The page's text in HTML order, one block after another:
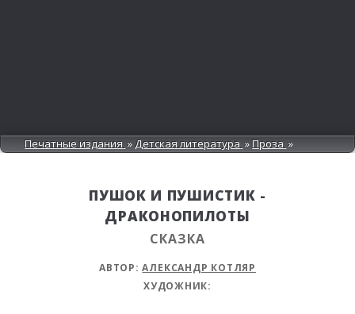
Печатные издания Детская литература Проза
ПУШОК И ПУШИСТИК -
ДРАКОНОПИЛОТЫ
СКАЗКА
АВТОР:АЛЕКСАНДР КОТЛЯР
ХУДОЖНИК: